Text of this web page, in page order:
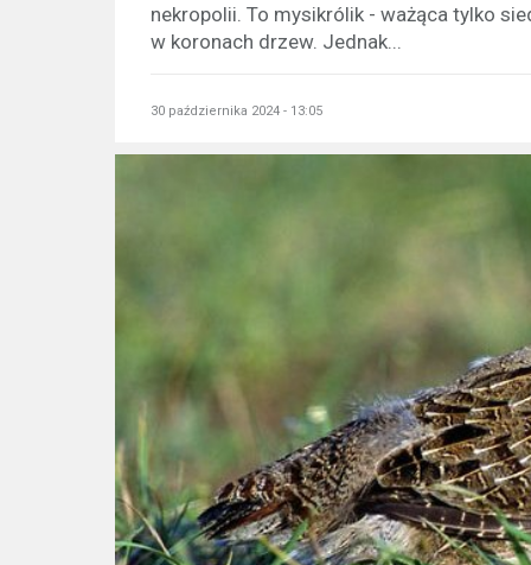
nekropolii. To mysikrólik - ważąca tylko
w koronach drzew. Jednak...
30 października 2024 - 13:05